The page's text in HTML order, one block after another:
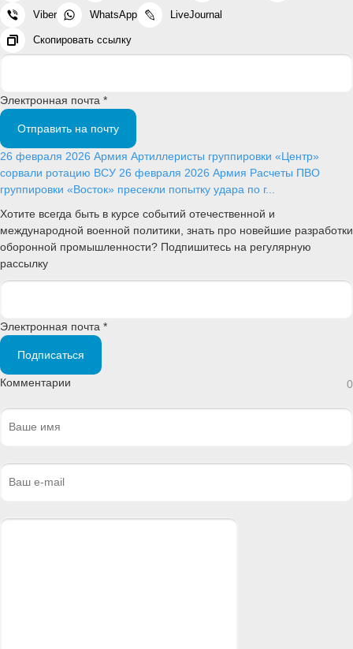
Viber WhatsApp LiveJournal
Скопировать ссылку
Электронная почта *
Отправить на почту
26 февраля 2026 Армия Артиллеристы группировки «Центр»
сорвали ротацию ВСУ 26 февраля 2026 Армия Расчеты ПВО
группировки «Восток» пресекли попытку удара по г...
Хотите всегда быть в курсе событий отечественной и
международной военной политики, знать про новейшие разработки
оборонной промышленности? Подпишитесь на регулярную
рассылку
Электронная почта *
Подписаться
Комментарии 0